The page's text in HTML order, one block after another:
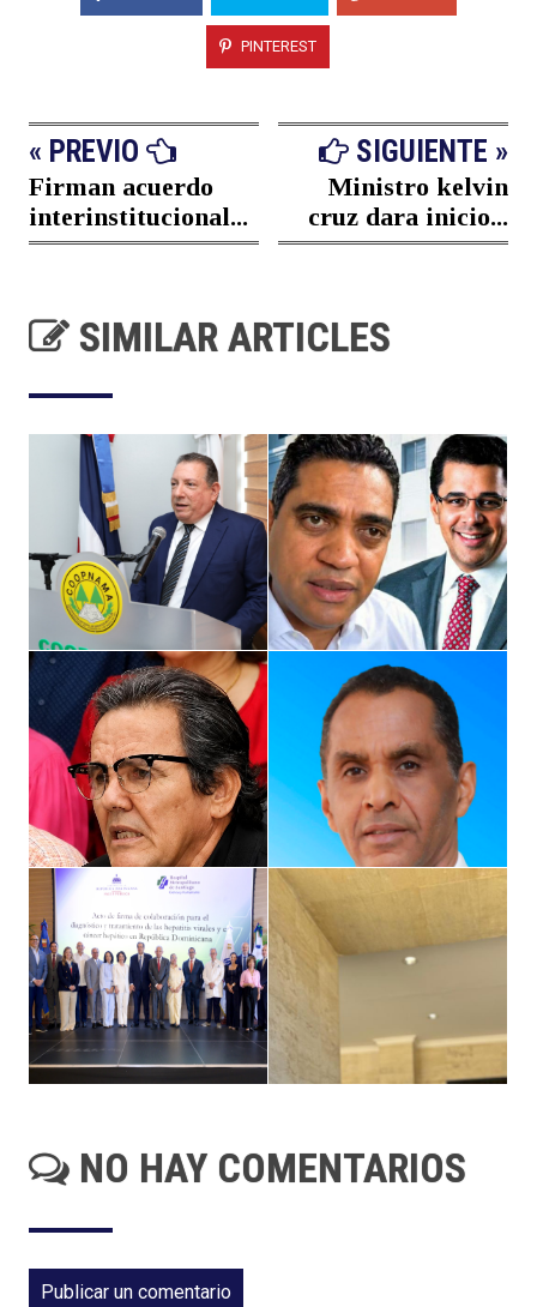
PINTEREST
« PREVIO
Firman acuerdo
interinstitucional...
SIGUIENTE »
Ministro kelvin
cruz dara inicio...
SIMILAR ARTICLES
NO HAY COMENTARIOS
Publicar un comentario